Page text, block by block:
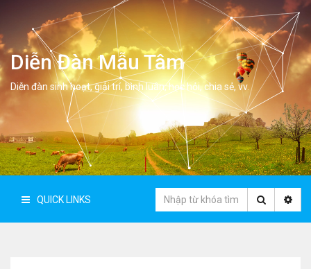
Diễn Đàn Mẫu Tâm
Diễn đàn sinh hoạt, giải trí, bình luân, học hỏi, chia sẻ, vv.
QUICK LINKS